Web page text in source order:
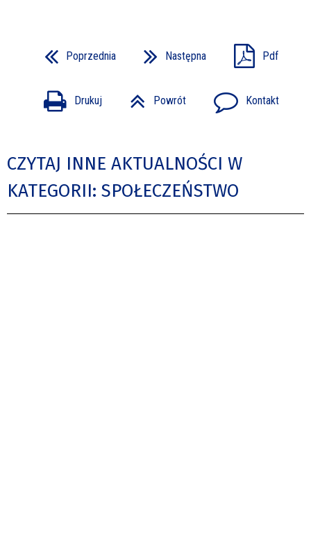
Poprzednia Następna Pdf
Drukuj Powrót Kontakt
CZYTAJ INNE AKTUALNOŚCI W
KATEGORII: SPOŁECZEŃSTWO